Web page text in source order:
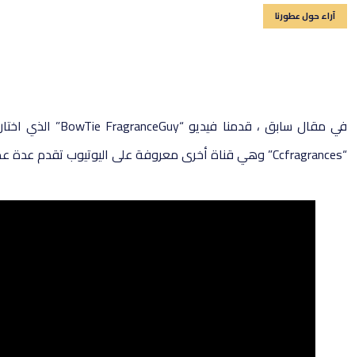
آراء حول عطورنا
“Ccfragrances” وهي قناة أخرى معروفة على اليوتيوب تقدم عدة عطور ومختلفة. ها هو ، أدناه ، النسخ المترجم لأفضل 3 عطور يفضلونها في مجموعتنا!